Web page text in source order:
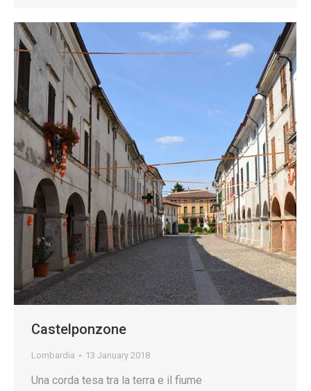
Castelponzone
Lombardia 13 January 2018
Una corda tesa tra la terra e il fiume